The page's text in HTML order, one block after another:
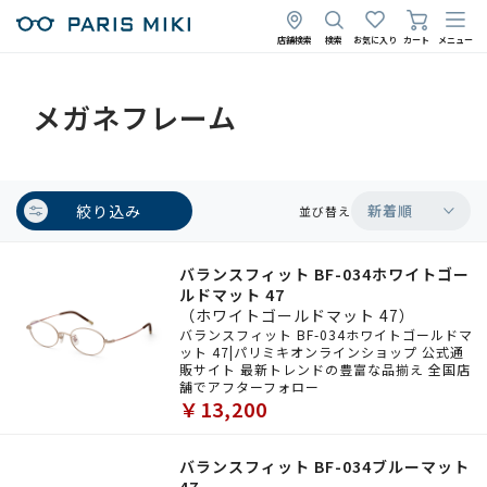
店舗検索 検索 お気に入り カート メニュー
メガネフレーム
絞り込み 並び替え 新着順
バランスフィット BF-034ホワイトゴー
ルドマット 47
（ホワイトゴールドマット 47）
バランスフィット BF-034ホワイトゴールドマ
ット 47|パリミキオンラインショップ 公式通
販サイト 最新トレンドの豊富な品揃え 全国店
舗でアフターフォロー
￥13,200
バランスフィット BF-034ブルーマット